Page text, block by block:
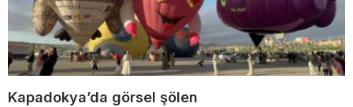
Kapadokya’da görsel şölen